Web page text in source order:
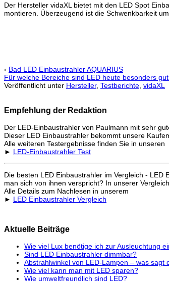
Der Hersteller vidaXL bietet mit den LED Spot
montieren. Überzeugend ist die Schwenkbarkeit
‹ Bad LED Einbaustrahler AQUARIUS
Für welche Bereiche sind LED heute besonders
Veröffentlicht unter Hersteller, Testberichte vidaXL
Empfehlung der Redaktion
Der LED-Einbaustrahler von Paulmann mit sehr
Dieser LED Einbaustrahler bekommt unsere
Alle weiteren Testergebnisse finden Sie in unseren
► LED-Einbaustrahler Test
Die besten LED Einbaustrahler im Vergleich -
man sich von ihnen verspricht? In unserer
Alle Details zum Nachlesen in unserem
► LED Einbaustrahler Vergleich
Aktuelle Beiträge
Wie viel Lux benötige ich zur Ausleuchtung
Sind LED Einbaustrahler dimmbar?
Abstrahlwinkel von LED-Lampen – was sagt
Wie viel kann man mit LED sparen?
Wie umweltfreundlich sind LED?